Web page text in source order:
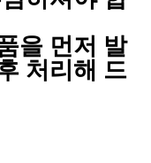
을 먼저 발
처리해 드